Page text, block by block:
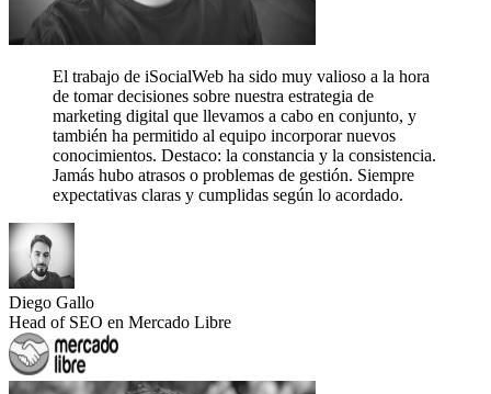
El trabajo de iSocialWeb ha sido muy valioso a la hora
de tomar decisiones sobre nuestra estrategia de
marketing digital que llevamos a cabo en conjunto, y
también ha permitido al equipo incorporar nuevos
conocimientos. Destaco: la constancia y la consistencia.
Jamás hubo atrasos o problemas de gestión. Siempre
expectativas claras y cumplidas según lo acordado.
Diego Gallo
Head of SEO en Mercado Libre